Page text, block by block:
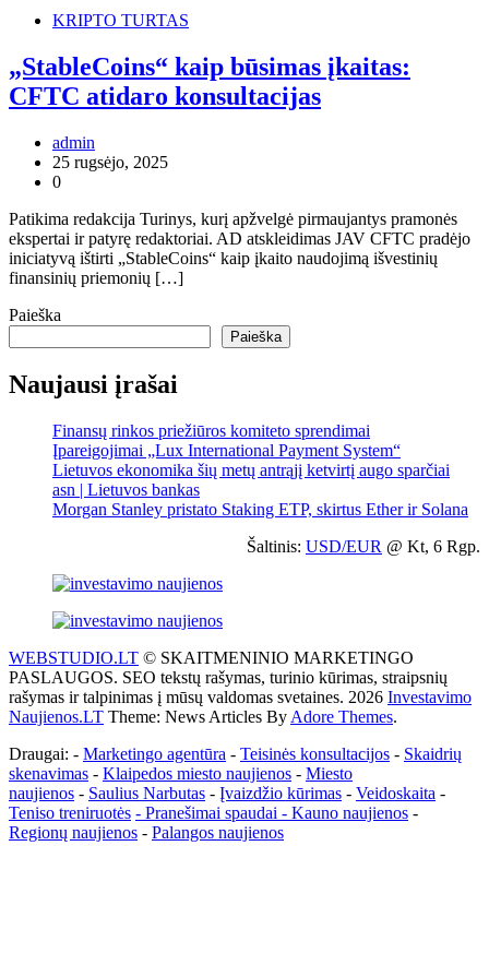
KRIPTO TURTAS
„StableCoins“ kaip būsimas įkaitas:
CFTC atidaro konsultacijas
admin
25 rugsėjo, 2025
0
Patikima redakcija Turinys, kurį apžvelgė pirmaujantys pramonės
ekspertai ir patyrę redaktoriai. AD atskleidimas JAV CFTC pradėjo
iniciatyvą ištirti „StableCoins“ kaip įkaito naudojimą išvestinių
finansinių priemonių […]
Paieška
Paieška
Naujausi įrašai
Finansų rinkos priežiūros komiteto sprendimai
Įpareigojimai „Lux International Payment System“
Lietuvos ekonomika šių metų antrąjį ketvirtį augo sparčiai
asn | Lietuvos bankas
Morgan Stanley pristato Staking ETP, skirtus Ether ir Solana
Šaltinis: USD/EUR @ Kt, 6 Rgp.
WEBSTUDIO.LT © SKAITMENINIO MARKETINGO
PASLAUGOS. SEO tekstų rašymas, turinio kūrimas, straipsnių
rašymas ir talpinimas į mūsų valdomas svetaines. 2026 Investavimo
Naujienos.LT Theme: News Articles By Adore Themes.
Draugai: - Marketingo agentūra - Teisinės konsultacijos - Skaidrių
skenavimas - Klaipedos miesto naujienos - Miesto
naujienos - Saulius Narbutas - Įvaizdžio kūrimas - Veidoskaita -
Teniso treniruotės - Pranešimai spaudai - Kauno naujienos -
Regionų naujienos - Palangos naujienos